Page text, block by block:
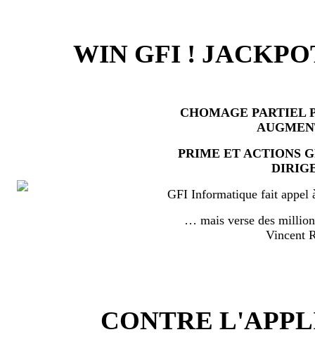
WIN GFI !
CHOMAGE PARTIEL
PRIME ET ACTIONS
GFI Informatique fait appel
… mais verse des
Vincent
CONTRE